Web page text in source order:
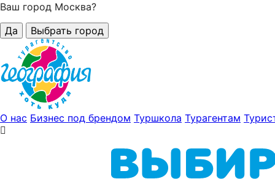
Ваш город Москва?
Да
Выбрать город
О нас Бизнес под брендом Туршкола Турагентам